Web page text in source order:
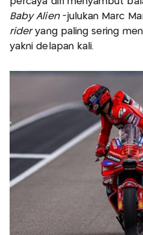
Baby Alien-julukan Marc
rideryang paling sering
yakni delapan kali.